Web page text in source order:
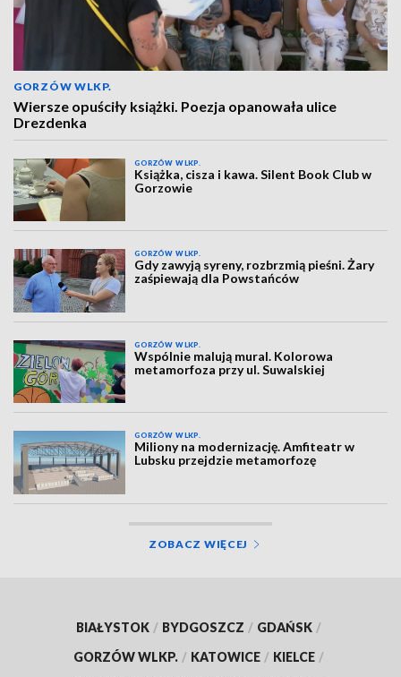
GORZÓW WLKP.
Wiersze opuściły książki. Poezja opanowała ulice
Drezdenka
GORZÓW WLKP.
Książka, cisza i kawa. Silent Book Club w
Gorzowie
GORZÓW WLKP.
Gdy zawyją syreny, rozbrzmią pieśni. Żary
zaśpiewają dla Powstańców
GORZÓW WLKP.
Wspólnie malują mural. Kolorowa
metamorfoza przy ul. Suwalskiej
GORZÓW WLKP.
Miliony na modernizację. Amfiteatr w
Lubsku przejdzie metamorfozę
ZOBACZ WIĘCEJ
BIAŁYSTOK / BYDGOSZCZ / GDAŃSK /
GORZÓW WLKP. / KATOWICE / KIELCE /